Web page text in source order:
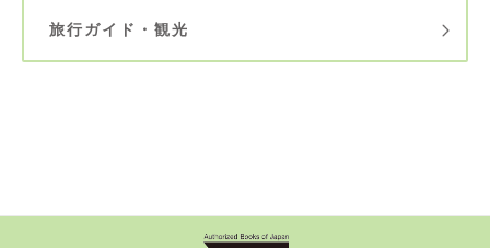
旅行ガイド・観光